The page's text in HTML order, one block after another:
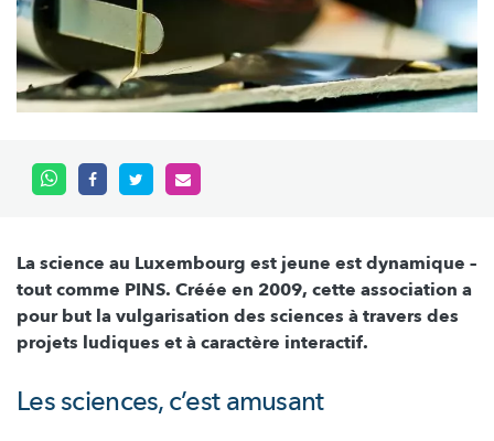
La science au Luxembourg est jeune est dynamique –
tout comme PINS. Créée en 2009, cette association a
pour but la vulgarisation des sciences à travers des
projets ludiques et à caractère interactif.
Les sciences, c’est amusant